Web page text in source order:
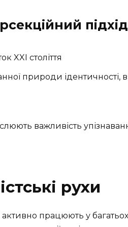
підхід
XXI століття
природи ідентичності,
важливість
рухи
активно працюють у